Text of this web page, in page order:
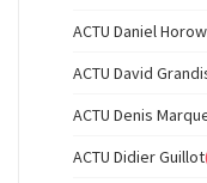
ACTU Daniel
ACTU David
ACTU Denis
ACTU Didier Guillot